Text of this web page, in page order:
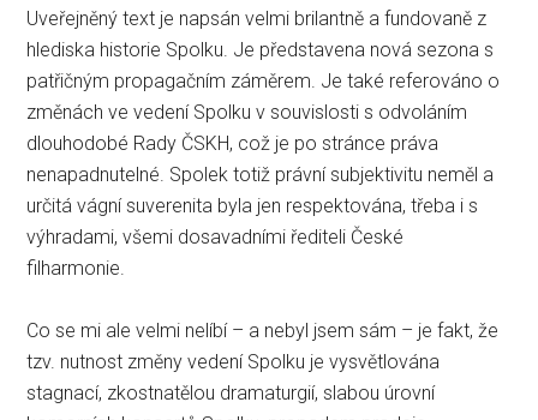
Uveřejněný text je napsán velmi brilantně a fundovaně z
hlediska historie Spolku. Je představena nová sezona s
patřičným propagačním záměrem. Je také referováno o
změnách ve vedení Spolku v souvislosti s odvoláním
dlouhodobé Rady ČSKH, což je po stránce práva
nenapadnutelné. Spolek totiž právní subjektivitu neměl a
určitá vágní suverenita byla jen respektována, třeba i s
výhradami, všemi dosavadními řediteli České
filharmonie.
Co se mi ale velmi nelíbí – a nebyl jsem sám – je fakt, že
tzv. nutnost změny vedení Spolku je vysvětlována
stagnací, zkostnatělou dramaturgií, slabou úrovní